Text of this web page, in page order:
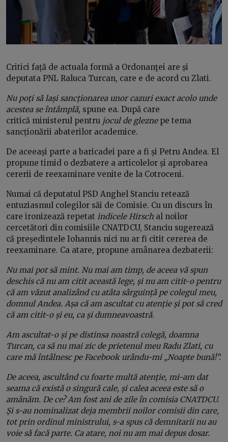
Critici față de actuala formă a Ordonanţei are și
deputata PNL Raluca Turcan, care e de acord cu Zlati.
Nu poți să lași sancționarea unor cazuri exact acolo unde
acestea se întâmplă, spune ea. După care
critică ministerul pentru jocul de glezne pe tema
sancționării abaterilor academice.
De aceeași parte a baricadei pare a fi și Petru Andea. El
propune timid o dezbatere a articolelor și aprobarea
cererii de reexaminare venite de la Cotroceni.
Numai că deputatul PSD Anghel Stanciu retează
entuziasmul colegilor săi de Comisie. Cu un discurs în
care ironizează repetat indicele Hirsch al noilor
cercetători din comisiile CNATDCU, Stanciu sugerează
că președintele Iohannis nici nu ar fi citit cererea de
reexaminare. Ca atare, propune amânarea dezbaterii:
Nu mai pot să mint. Nu mai am timp, de aceea vă spun
deschis că nu am citit această lege, și nu am citit-o pentru
că am văzut analizând cu atâta sârguință pe colegul meu,
domnul Andea. Așa că am ascultat cu atenție și pot să cred
că am citit-o și eu, ca și dumneavoastră.
Am ascultat-o și pe distinsa noastră colegă, doamna
Turcan, ca să nu mai zic de prietenul meu Radu Zlati, cu
care mă întâlnesc pe Facebook urându-mi „Noapte bună!”.
De aceea, ascultând cu foarte multă atenție, mi-am dat
seama că există o singură cale, și calea aceea este să o
amânăm. De ce? Am fost ani de zile în comisia CNATDCU.
Și s-au nominalizat deja membrii noilor comisii din care,
tot prin ordinul ministrului, s-a spus că demnitarii nu au
voie să facă parte. Ca atare, noi nu am mai depus dosar.